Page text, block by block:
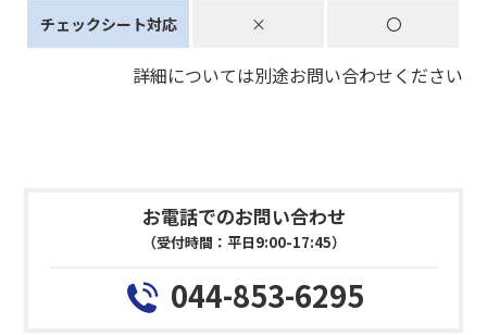
チェックシート対応 × 〇
詳細については別途お問い合わせください
お電話でのお問い合わせ
（受付時間：平日9:00-17:45）
044-853-6295